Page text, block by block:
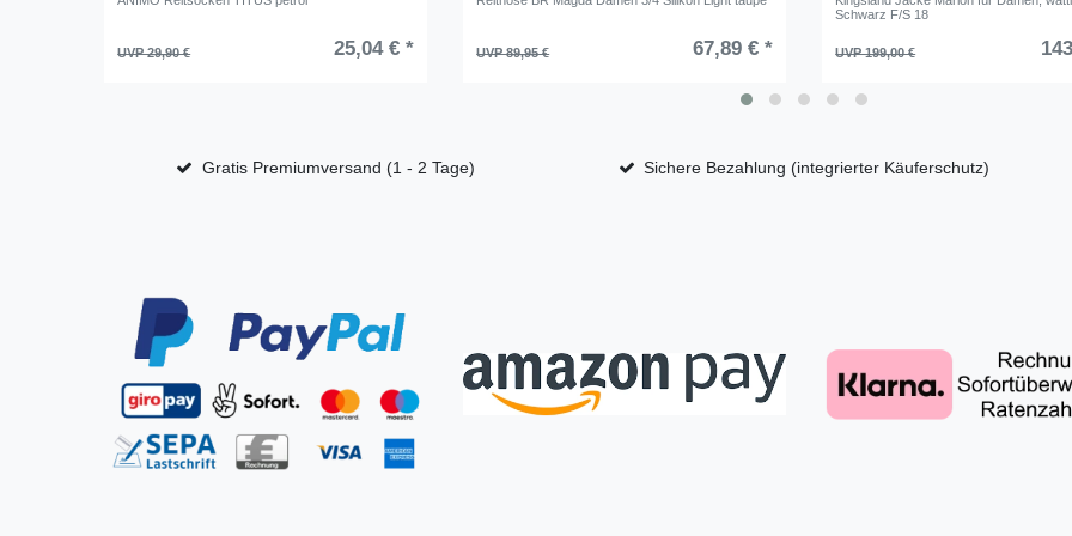
UVP 29,90 € 25,04 € * UVP 89,95 € 67,89 € *
Schwarz F/S 18
UVP 199,00 €
Gratis Premiumversand (1 - 2 Tage) Sichere Bezahlung (integrierter Käuferschutz)